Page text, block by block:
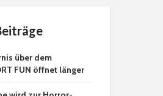
über dem
FUN öffnet länger